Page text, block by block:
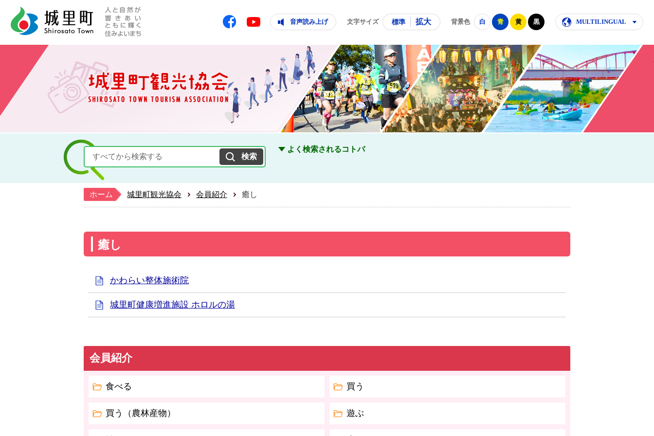
人と自然が響きあいともに輝く住みよいまち
Facebook Youtube 音声読み上げ 文字サイズ 標準 拡大 背景色 白 青 黄 黒 MULTILINGUAL
よく検索されるコトバ
ホーム 城里町観光協会 会員紹介 癒し
癒し
かわらい整体施術院
城里町健康増進施設 ホロルの湯
会員紹介
食べる 買う
買う（農林産物） 遊ぶ